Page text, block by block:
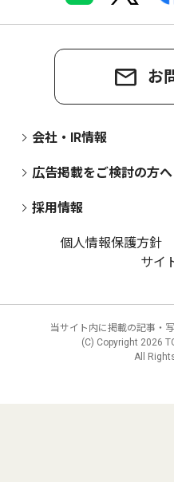
お
会社・IR情報
広告掲載をご検討の方へ
採用情報
個人情報保護方針
サイ
当サイト内に掲載の記事・
(C) Copyright 2026
All